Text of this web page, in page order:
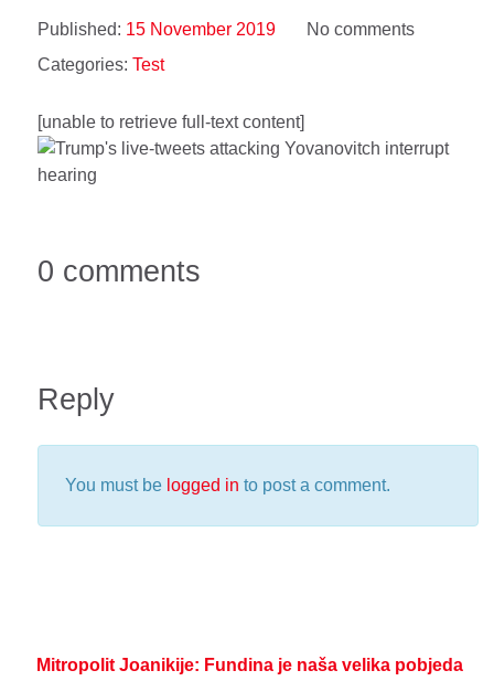
Published: 15 November 2019
No comments
Categories: Test
[unable to retrieve full-text content]
0 comments
Reply
You must be logged in to post a comment.
Mitropolit Joanikije: Fundina je naša velika pobjeda